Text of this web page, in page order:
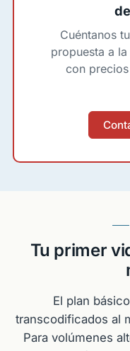
Cuéntanos
propuesta a
con
Tu primer
El plan
transcodificados al
Para volúmenes